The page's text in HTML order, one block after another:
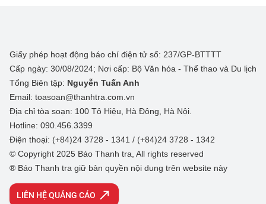
Giấy phép hoạt động báo chí điện tử số: 237/GP-BTTTT
Cấp ngày: 30/08/2024; Nơi cấp: Bộ Văn hóa - Thể thao và Du lịch
Tổng Biên tập: Nguyễn Tuấn Anh
Email: toasoan@thanhtra.com.vn
Địa chỉ tòa soạn: 100 Tô Hiệu, Hà Đông, Hà Nội.
Hotline: 090.456.3399
Điện thoại: (+84)24 3728 - 1341 / (+84)24 3728 - 1342
© Copyright 2025 Báo Thanh tra, All rights reserved
® Báo Thanh tra giữ bản quyền nội dung trên website này
LIÊN HỆ QUẢNG CÁO